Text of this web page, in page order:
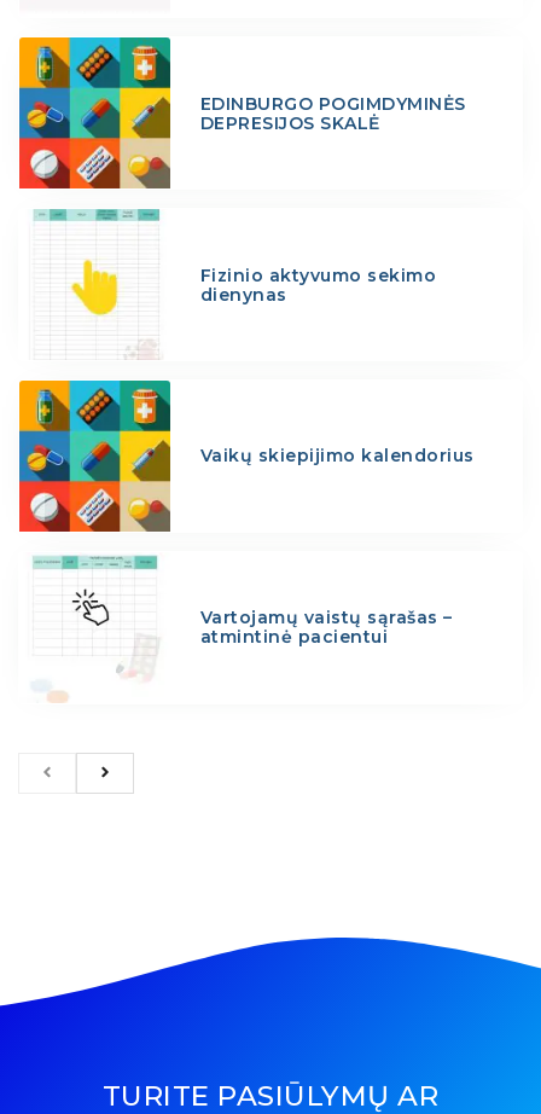
EDINBURGO POGIMDYMINĖS
DEPRESIJOS SKALĖ
Fizinio aktyvumo sekimo
dienynas
Vaikų skiepijimo kalendorius
Vartojamų vaistų sąrašas –
atmintinė pacientui
TURITE PASIŪLYMŲ AR